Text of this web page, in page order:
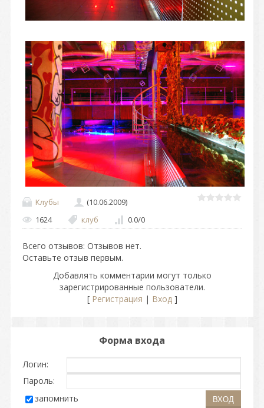
Клубы
(10.06.2009)
1624
клуб 0.0/0
Всего отзывов: Отзывов нет.
Оставьте отзыв первым.
Добавлять комментарии могут только
зарегистрированные пользователи.
[ Регистрация | Вход]
Форма входа
Логин:
Пароль:
запомнить